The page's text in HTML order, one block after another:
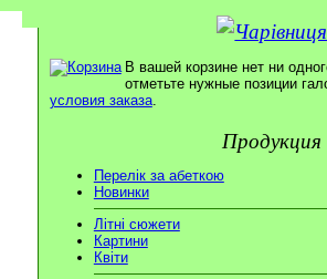
В вашей корзине нет ни
отметьте нужные позиции
условия заказа.
Продукция
Перелік за абеткою
Новинки
Літні сюжети
Картини
Квіти